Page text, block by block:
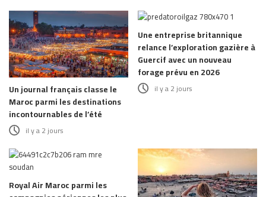
Un journal français classe le
Maroc parmi les destinations
incontournables de l’été
il y a 2 jours
Une entreprise britannique
relance l’exploration gazière à
Guercif avec un nouveau
forage prévu en 2026
il y a 2 jours
Royal Air Maroc parmi les